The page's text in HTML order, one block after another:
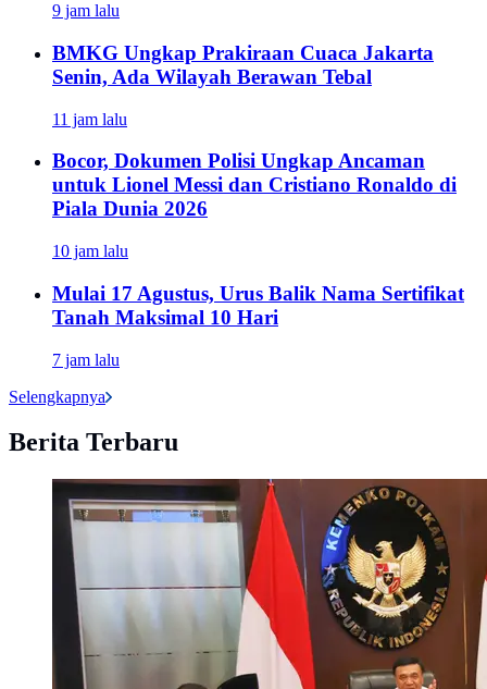
9 jam lalu
BMKG Ungkap Prakiraan Cuaca Jakarta
Senin, Ada Wilayah Berawan Tebal
11 jam lalu
Bocor, Dokumen Polisi Ungkap Ancaman
untuk Lionel Messi dan Cristiano Ronaldo di
Piala Dunia 2026
10 jam lalu
Mulai 17 Agustus, Urus Balik Nama Sertifikat
Tanah Maksimal 10 Hari
7 jam lalu
Selengkapnya
Berita Terbaru